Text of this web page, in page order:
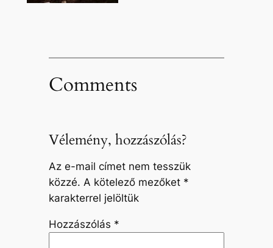
Comments
Vélemény, hozzászólás?
Az e-mail címet nem tesszük
közzé. A kötelező mezőket *
karakterrel jelöltük
Hozzászólás *